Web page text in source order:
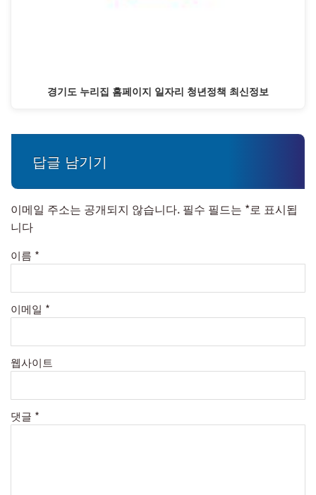
경기도 누리집 홈페이지 일자리 청년정책 최신정보
답글 남기기
이메일 주소는 공개되지 않습니다. 필수 필드는 *로 표시됩
니다
이름 *
이메일 *
웹사이트
댓글 *